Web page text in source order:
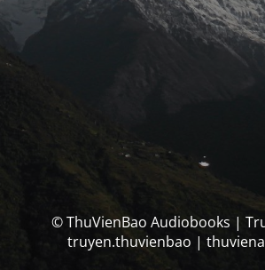
© ThuVienBao Audiobooks |
truyen.thuvienbao |